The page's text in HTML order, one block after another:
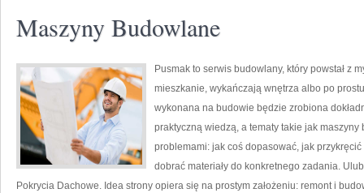
Maszyny Budowlane
Pusmak to serwis budowlany, który powstał z
mieszkanie, wykańczają wnętrza albo po
wykonana na budowie będzie zrobiona
praktyczną wiedzą, a tematy takie jak
problemami: jak coś dopasować, jak
dobrać materiały do konkretnego zadania.
Pokrycia Dachowe. Idea strony opiera się na prostym założeniu: remont i